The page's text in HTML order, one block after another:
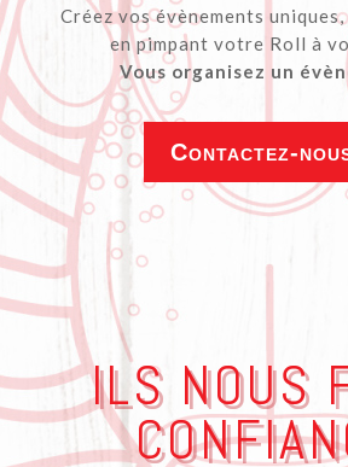
Créez vos évènements
en pimpant votre Roll à
Vous organisez un
Contactez-
ILS NOUS